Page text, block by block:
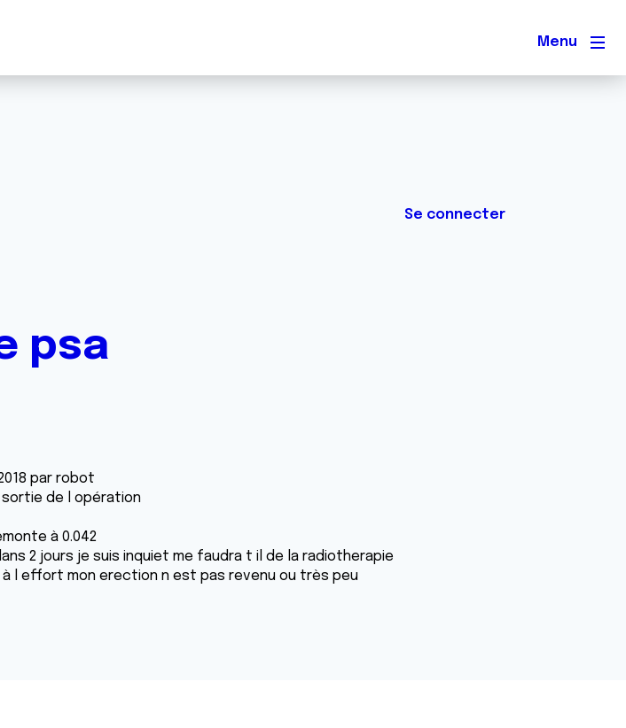
Menu
Se connecter
psa
par robot
sortie de l opération
à 0.042
2 jours je suis inquiet me faudra t il de la radiotherapie
l effort mon erection n est pas revenu ou très peu